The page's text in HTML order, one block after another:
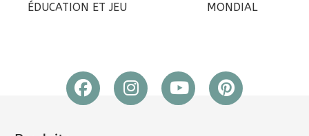
ÉDUCATION ET JEU MONDIAL